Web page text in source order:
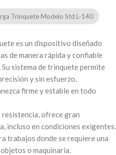
Trinquete Modelo Std L-140
es un dispositivo diseñado
de manera rápida y confiable
sistema de trinquete permite
y sin esfuerzo,
firme y estable en todo
ofrece gran
incluso en condiciones exigentes.
trabajos donde se requiere una
o maquinaria.